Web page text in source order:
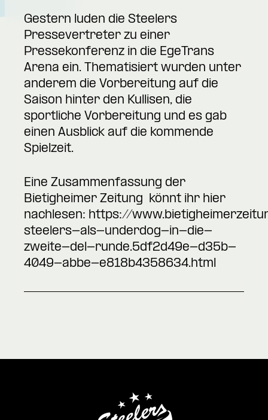
Gestern luden die Steelers
Pressevertreter zu einer
Pressekonferenz in die EgeTrans
Arena ein. Thematisiert wurden unter
anderem die Vorbereitung auf die
Saison hinter den Kullisen, die
sportliche Vorbereitung und es gab
einen Ausblick auf die kommende
Spielzeit.
Eine Zusammenfassung der
Bietigheimer Zeitung könnt ihr hier
nachlesen: https://
steelers-als-underdog-in-die-
zweite-del-runde.5df2d49e-d35b-
4049-abbe-e818b4358634.html